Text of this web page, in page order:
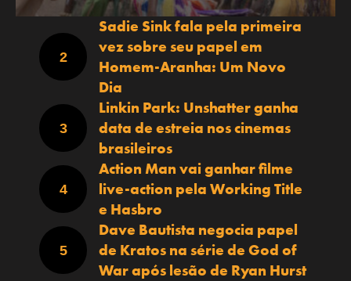
Sadie Sink fala pela primeira
vez sobre seu papel em
Homem-Aranha: Um Novo
Dia
Linkin Park: Unshatter ganha
data de estreia nos cinemas
brasileiros
Action Man vai ganhar filme
live-action pela Working Title
e Hasbro
Dave Bautista negocia papel
de Kratos na série de God of
War após lesão de Ryan Hurst